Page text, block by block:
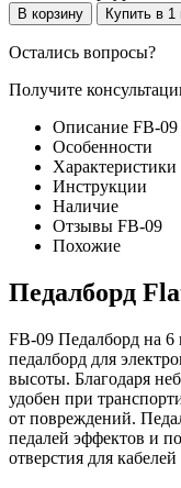
В корзину Купить в 1
Остались вопросы?
Получите
Описание FB-09
Особенности
Инструкции
Наличие
Отзывы FB-09
Похожие
Педалборд
FB-09 Педалборд на 6
педалборд для
высоты. Благодаря
удобен при
от повреждений.
педалей эффектов и
отверстия для